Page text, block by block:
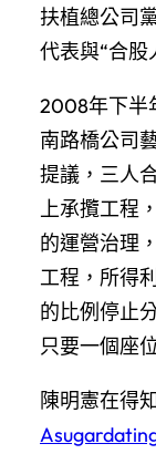
扶植總公司
代表與“合股
2008年下半
南路橋公司
提議，三人
上承攬工程
的運營治理
工程，所得
的比例停止
只要一個座
陳明憲在得